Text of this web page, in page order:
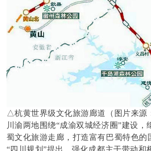
△杭黄世界级文化旅游廊道（图片来源
川渝两地围绕“成渝双城经济圈”建设
蜀文化旅游走廊，打造富有巴蜀特色的